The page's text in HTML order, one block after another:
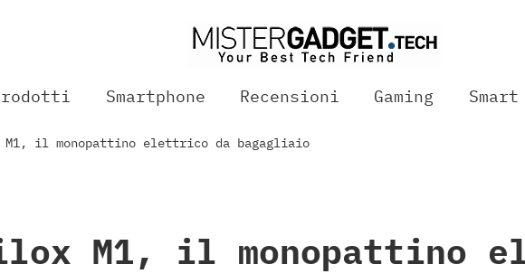
Smartphone Recensioni Gaming Smart
M1, il monopattino elettrico da bagagliaio
M1, il monopattino